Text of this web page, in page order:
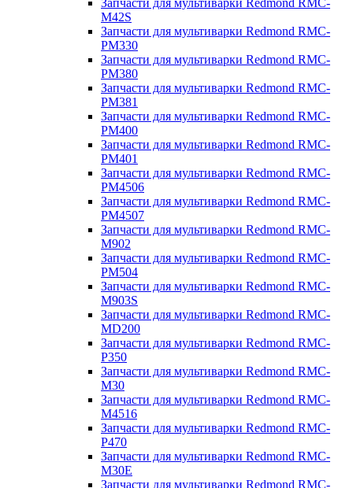
Запчасти для мультиварки Redmond RMC-
M42S
Запчасти для мультиварки Redmond RMC-
PM330
Запчасти для мультиварки Redmond RMC-
PM380
Запчасти для мультиварки Redmond RMC-
PM381
Запчасти для мультиварки Redmond RMC-
PM400
Запчасти для мультиварки Redmond RMC-
PM401
Запчасти для мультиварки Redmond RMC-
PM4506
Запчасти для мультиварки Redmond RMC-
PM4507
Запчасти для мультиварки Redmond RMC-
M902
Запчасти для мультиварки Redmond RMC-
PM504
Запчасти для мультиварки Redmond RMC-
M903S
Запчасти для мультиварки Redmond RMC-
MD200
Запчасти для мультиварки Redmond RMC-
P350
Запчасти для мультиварки Redmond RMC-
M30
Запчасти для мультиварки Redmond RMC-
M4516
Запчасти для мультиварки Redmond RMC-
P470
Запчасти для мультиварки Redmond RMC-
M30E
Запчасти для мультиварки Redmond RMC-